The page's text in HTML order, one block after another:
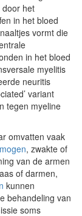
door het
in het bloed
vormt die
in het bloed
myelitis
neuritis
variant
tegen myeline
omvatten vaak
, zwakte of
van de armen
of darmen,
kunnen
behandeling van
soms